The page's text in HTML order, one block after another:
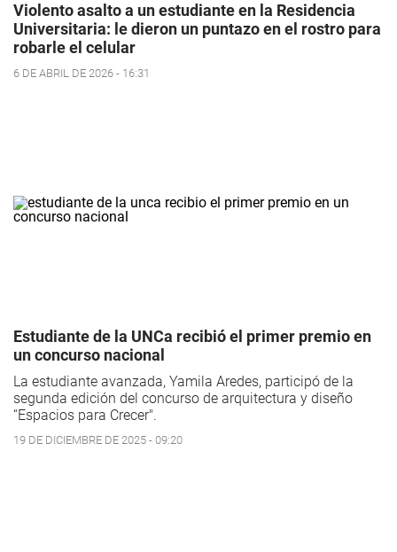
Violento asalto a un estudiante en la Residencia
Universitaria: le dieron un puntazo en el rostro para
robarle el celular
6 DE ABRIL DE 2026 - 16:31
Estudiante de la UNCa recibió el primer premio en
un concurso nacional
La estudiante avanzada, Yamila Aredes, participó de la
segunda edición del concurso de arquitectura y diseño
“Espacios para Crecer".
19 DE DICIEMBRE DE 2025 - 09:20